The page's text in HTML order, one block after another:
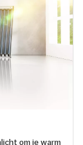
om je warm